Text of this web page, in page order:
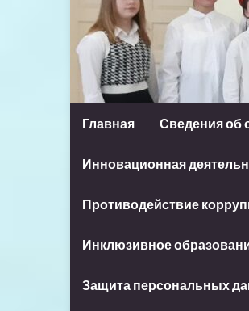
Главная Сведения об
Инновационная
Противодействие
Инклюзивное
Защита персональных